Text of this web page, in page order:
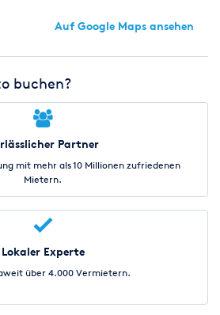
Auf Google Maps ansehen
buchen?
Partner
mit mehr als 10 Millionen zufriedenen
Mietern.
Lokaler Experte
über 4.000 Vermietern.